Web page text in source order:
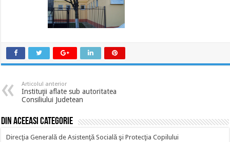
Articolul anterior
Instituţii aflate sub autoritatea
Consiliului Judetean
Din aceeasi categorie
Direcţia Generală de Asistenţă Socială şi Protecţia Copilului